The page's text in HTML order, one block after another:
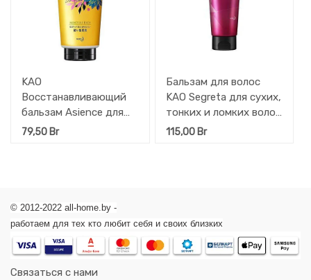
KAO
Восстанавливающий
бальзам Asience для
жёстких волос
79,50 Br
Бальзам для волос
KAO Segreta для сухих,
тонких и ломких волос
"Объём и увлажнение"
115,00Br
© 2012-2022 all-home.by -
работаем для тех кто любит себя и своих близких
Связаться с нами